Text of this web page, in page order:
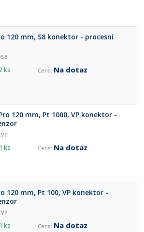
120 mm, S8 konektor - procesní
ks
Na dotaz
120 mm, Pt 1000, VP konektor -
1 ks
Na dotaz
120 mm, Pt 100, VP konektor -
1 ks Na dotaz